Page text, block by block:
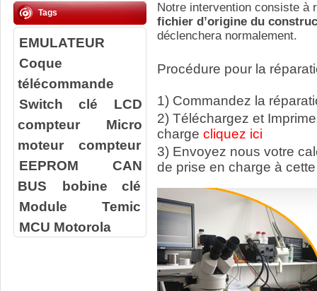
Tags
EMULATEUR
Coque
télécommande
Switch clé
LCD
compteur
Micro
moteur compteur
EEPROM
CAN
BUS
bobine clé
Module Temic
MCU Motorola
Notre intervention consiste à r
fichier d’origine du
déclenchera normalement.
Procédure pour la
1) Commandez la
2) Téléchargez et
charge cliquez ici
3) Envoyez nous votre
de prise en charge à